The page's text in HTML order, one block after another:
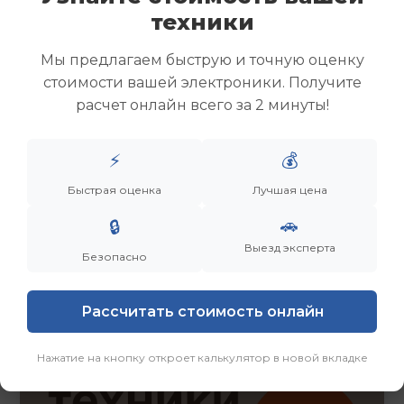
Скупка ноутбуков
Скупка ультрабуков
Скупка игровых ноутбуков
Скупка рабочих ноутбуков
Скупка старых ноутбуков (б/у)
Заказать Смотреть еще
техники
Мы предлагаем быструю и точную оценку
стоимости вашей электроники. Получите
расчет онлайн всего за 2 минуты!
⚡
Быстрая оценка
💰
Лучшая цена
🔒
Безопасно
🚗
Выезд эксперта
Рассчитать стоимость онлайн
Нажатие на кнопку откроет калькулятор в новой вкладке